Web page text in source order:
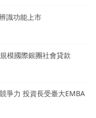
識功能上市
模國際銀團社會貸款
爭力 投資長受臺大EMBA